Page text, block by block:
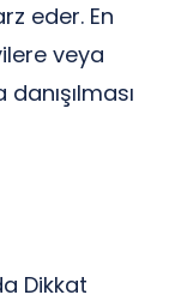
eder. En
veya
Dikkat